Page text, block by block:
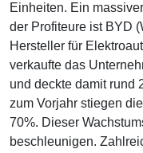
Einheiten. Ein
der Profiteure ist BYD
Hersteller für
verkaufte das
und deckte damit rund
zum Vorjahr stiegen
70%. Dieser
beschleunigen.